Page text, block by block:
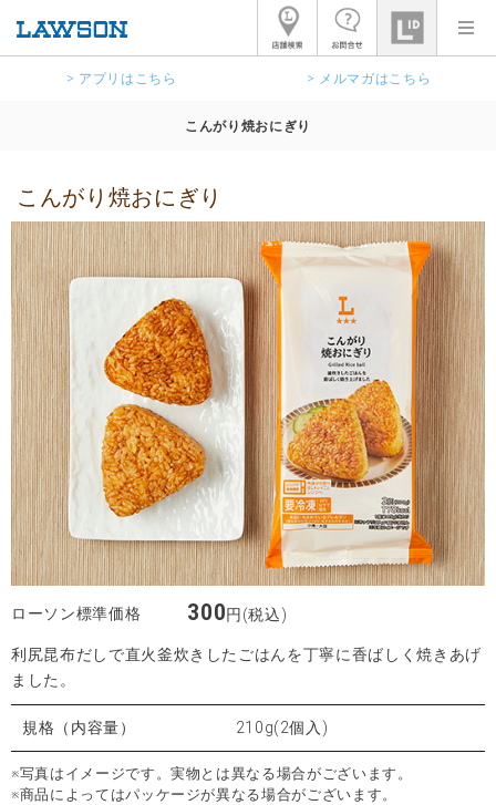
> アプリはこちら > メルマガはこちら
こんがり焼おにぎり
こんがり焼おにぎり
ローソン標準価格 300円(税込)
利尻昆布だしで直火釜炊きしたごはんを丁寧に香ばしく焼きあげ
ました。
規格（内容量） 210g(2個入)
※写真はイメージです。実物とは異なる場合がございます。
※商品によってはパッケージが異なる場合がございます。